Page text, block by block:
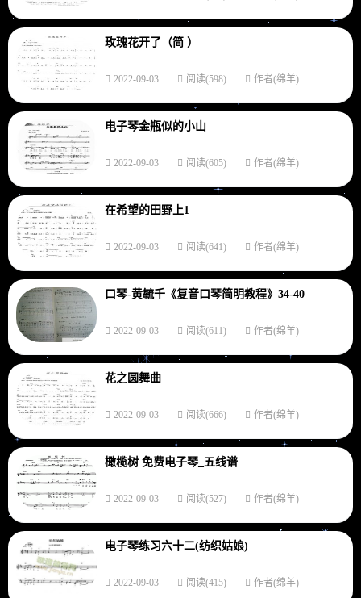
玫瑰花开了（简 ）
2022-09-03 阅读(598) 作者(绵羊)
电子琴金瓶似的小山
2022-09-03 阅读(605) 作者(绵羊)
在希望的田野上1
2022-09-03 阅读(641) 作者(绵羊)
口琴-黄毓千《复音口琴简明教程》34-40
2022-09-03 阅读(611) 作者(绵羊)
花之圆舞曲
2022-09-03 阅读(666) 作者(绵羊)
橄榄树 免费电子琴_五线谱
2022-09-03 阅读(527) 作者(绵羊)
电子琴练习六十二(纺织姑娘)
2022-09-03 阅读(415) 作者(绵羊)